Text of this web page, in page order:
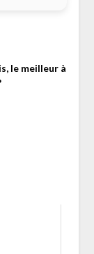
le meilleur à